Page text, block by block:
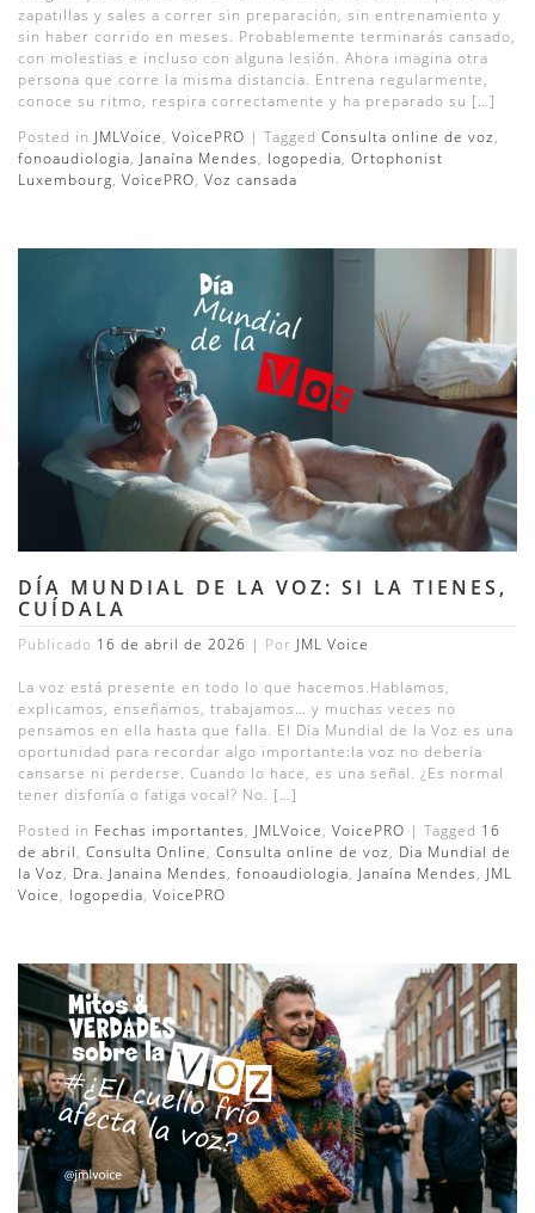
zapatillas y sales a correr sin preparación, sin entrenamiento y
sin haber corrido en meses. Probablemente terminarás cansado,
con molestias e incluso con alguna lesión. Ahora imagina otra
persona que corre la misma distancia. Entrena regularmente,
conoce su ritmo, respira correctamente y ha preparado su […]
Posted in JMLVoice, VoicePRO | Tagged Consulta online de voz,
fonoaudiologia, Janaína Mendes, logopedia, Ortophonist
Luxembourg, VoicePRO, Voz cansada
DÍA MUNDIAL DE LA VOZ: SI LA TIENES,
CUÍDALA
Publicado 16 de abril de 2026 | Por JML Voice
La voz está presente en todo lo que hacemos.Hablamos,
explicamos, enseñamos, trabajamos… y muchas veces no
pensamos en ella hasta que falla. El Día Mundial de la Voz es una
oportunidad para recordar algo importante:la voz no debería
cansarse ni perderse. Cuando lo hace, es una señal. ¿Es normal
tener disfonía o fatiga vocal? No. […]
Posted in Fechas importantes, JMLVoice, VoicePRO | Tagged 16
de abril, Consulta Online, Consulta online de voz, Dia Mundial de
la Voz, Dra. Janaina Mendes, fonoaudiologia, Janaína Mendes, JML
Voice, logopedia, VoicePRO